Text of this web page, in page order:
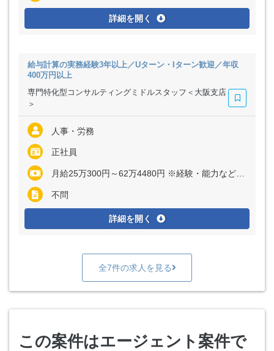
詳細を開く
給与計算の実務経験3年以上／Uターン・Iターン歓迎／年収
400万円以上
専門特化型コンサルティングミドルスタッフ＜大阪支店
＞
人事・労務
正社員
月給25万300円～62万4480円 ※経験・能力など考慮の上、決定いたします
不問
詳細を開く
全7件の求人を見る
この案件はエージェント案件で